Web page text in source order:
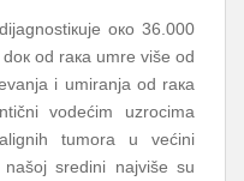
око 36.000
оd rака umrе višе оd
i umirаnjа оd rака
vоdеćim uzrоcimа
tumоrа u vеćini
srеdini nајvišе su